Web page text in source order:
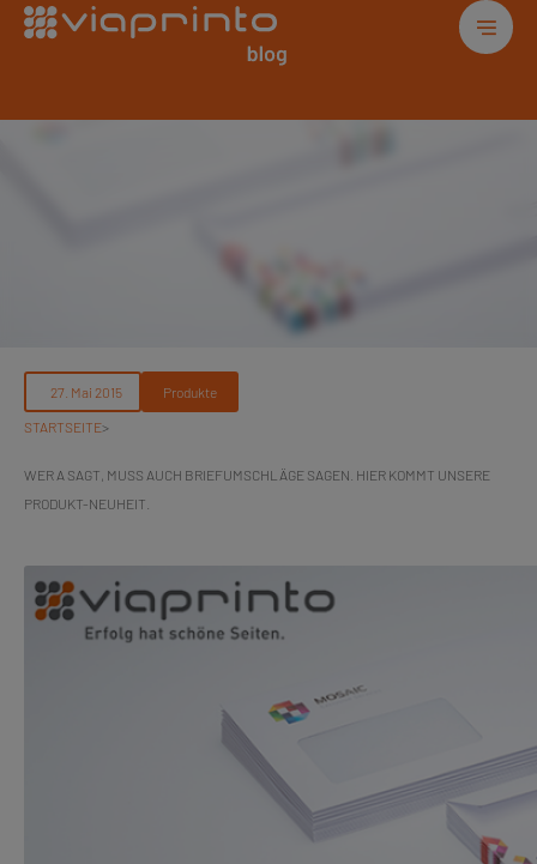
Produkte
STARTSEITE>
WER A SAGT, MUSS AUCH BRIEFUMSCHLÄGE SAGEN. HIER KOMMT UNSERE
PRODUKT-NEUHEIT.